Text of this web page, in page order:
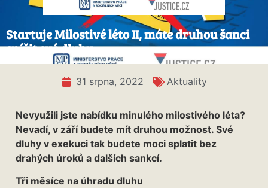
Startuje Milostivé léto II, máte druhou šanci
snížit své dluhy
31 srpna, 2022 Aktuality
Nevyužili jste nabídku minulého milostivého léta?
Nevadí, v září budete mít druhou možnost. Své
dluhy v exekuci tak budete moci splatit bez
drahých úroků a dalších sankcí.
Tři měsíce na úhradu dluhu